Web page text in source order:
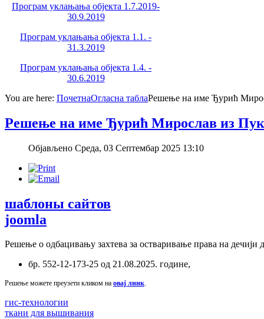
Програм уклањања објекта 1.7.2019-
30.9.2019
Програм уклањања објекта 1.1. -
31.3.2019
Програм уклањања објекта 1.4. -
30.6.2019
You are here: ПочетнаОгласна таблаРешење на име Ђурић
Решење на име Ђурић Мирослав из
Објављено Среда, 03 Септембар 2025 13:10
шаблоны сайтов
joomla
Решење о одбацивању захтева за остваривање права на
бр. 552-12-173-25 од 21.08.2025. године,
Решење можете преузети кликом на овај линк.
гис-технологии
ткани для вышивания